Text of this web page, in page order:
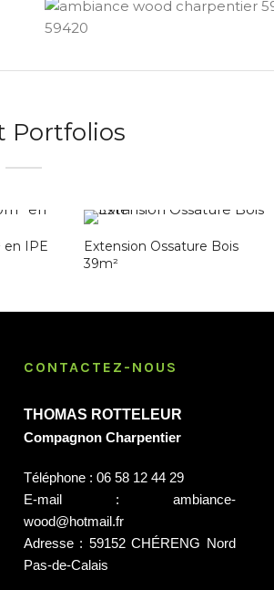
Portfolios
en IPE
Extension Ossature Bois
39m²
CONTACTEZ-NOUS
THOMAS ROTTELEUR
Compagnon Charpentier
Téléphone : 06 58 12 44 29
E-mail : ambiance-
wood@hotmail.fr
Adresse : 59152 CHÉRENG Nord
Pas-de-Calais